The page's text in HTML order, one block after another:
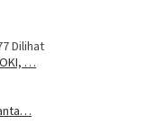
Dilihat
…